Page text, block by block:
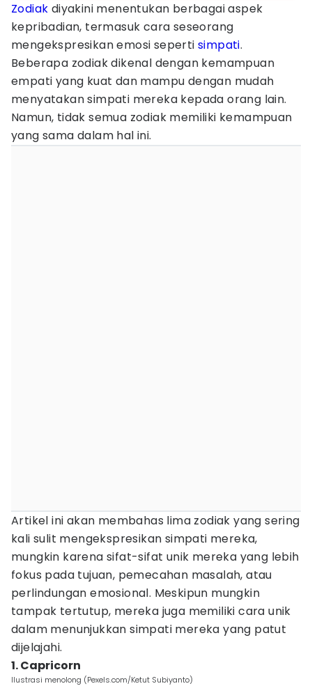
Zodiak diyakini menentukan berbagai aspek
kepribadian, termasuk cara seseorang
mengekspresikan emosi seperti simpati.
Beberapa zodiak dikenal dengan kemampuan
empati yang kuat dan mampu dengan mudah
menyatakan simpati mereka kepada orang lain.
Namun, tidak semua zodiak memiliki kemampuan
yang sama dalam hal ini.
Artikel ini akan membahas lima zodiak yang sering
kali sulit mengekspresikan simpati mereka,
mungkin karena sifat-sifat unik mereka yang lebih
fokus pada tujuan, pemecahan masalah, atau
perlindungan emosional. Meskipun mungkin
tampak tertutup, mereka juga memiliki cara unik
dalam menunjukkan simpati mereka yang patut
dijelajahi.
1. Capricorn
Ilustrasi menolong (Pexels.com/Ketut Subiyanto)